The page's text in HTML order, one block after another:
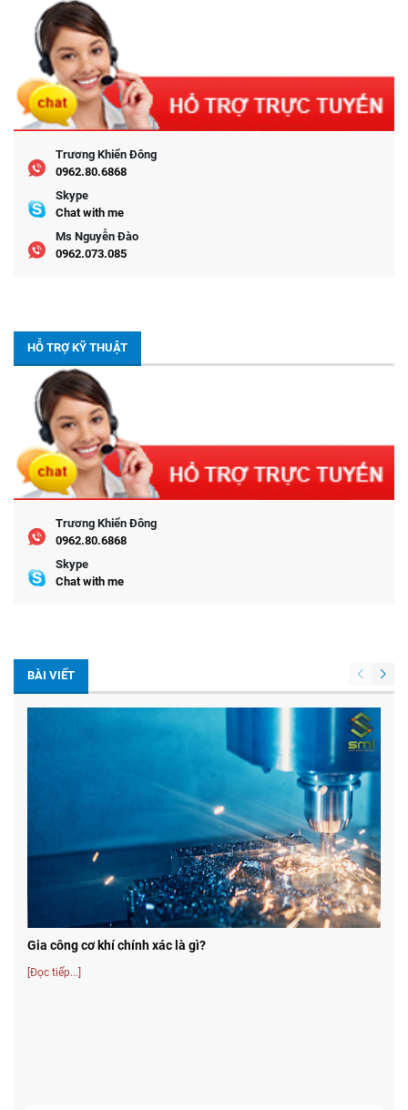
Trương Khiển Đông
0962.80.6868
Skype
Chat with me
Ms Nguyễn Đào
0962.073.085
HỖ TRỢ KỸ THUẬT
Trương Khiển Đông
0962.80.6868
Skype
Chat with me
BÀI VIẾT
Gia công cơ khí chính xác là gì?
[Đọc tiếp...]